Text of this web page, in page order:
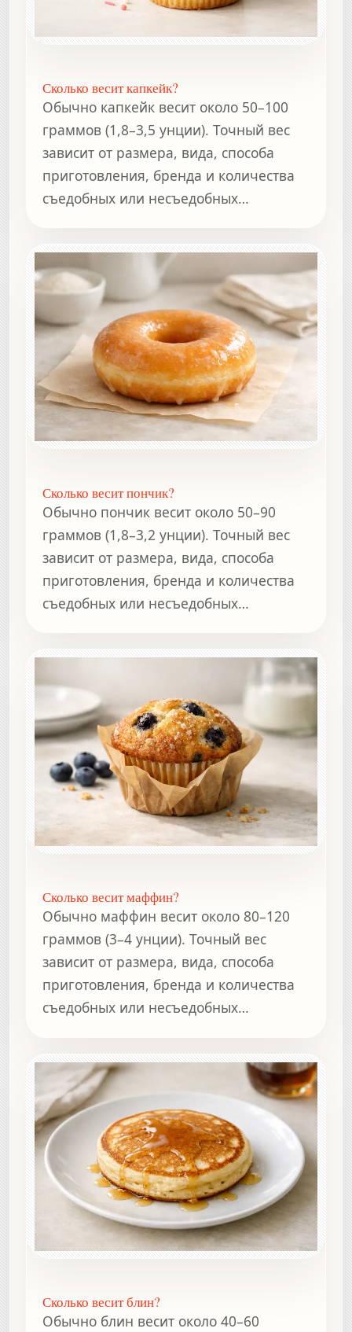
Сколько весит капкейк?
Обычно капкейк весит около 50–100
граммов (1,8–3,5 унции). Точный вес
зависит от размера, вида, способа
приготовления, бренда и количества
съедобных или несъедобных
Сколько весит пончик?
Обычно пончик весит около 50–90
граммов (1,8–3,2 унции). Точный вес
зависит от размера, вида, способа
приготовления, бренда и количества
съедобных или несъедобных
Сколько весит маффин?
Обычно маффин весит около 80–120
граммов (3–4 унции). Точный вес
зависит от размера, вида, способа
приготовления, бренда и количества
съедобных или несъедобных
Сколько весит блин?
Обычно блин весит около 40–60